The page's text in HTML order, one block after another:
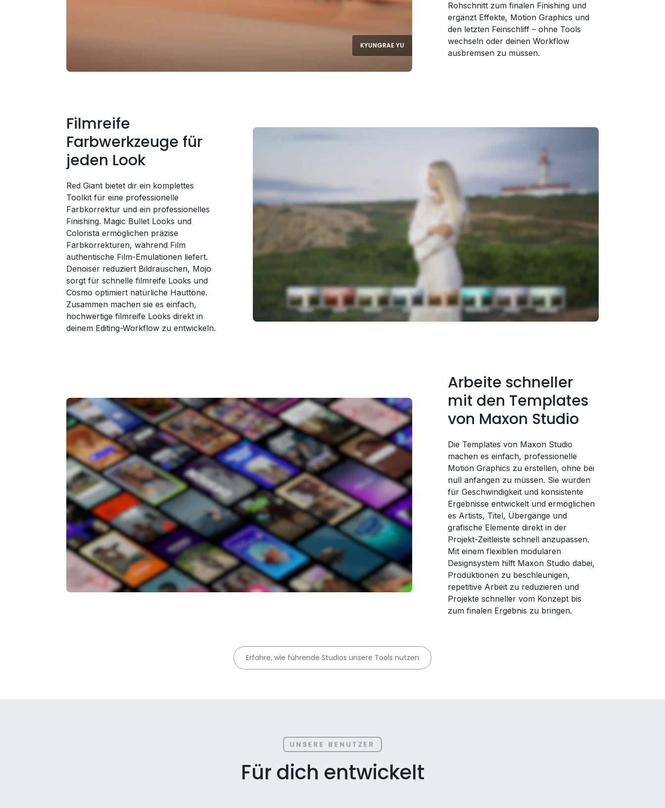
KYUNGRAE YU
Rohschnitt zum finalen Finishing und
ergänzt Effekte, Motion Graphics und
den letzten Feinschliff – ohne Tools
wechseln oder deinen Workflow
ausbremsen zu müssen.
Filmreife
Farbwerkzeuge für
jeden Look
Red Giant bietet dir ein komplettes
Toolkit für eine professionelle
Farbkorrektur und ein professionelles
Finishing. Magic Bullet Looks und
Colorista ermöglichen präzise
Farbkorrekturen, während Film
authentische Film-Emulationen liefert.
Denoiser reduziert Bildrauschen, Mojo
sorgt für schnelle filmreife Looks und
Cosmo optimiert natürliche Hauttöne.
Zusammen machen sie es einfach,
hochwertige filmreife Looks direkt in
deinem Editing-Workflow zu entwickeln.
Arbeite schneller
mit den Templates
von Maxon Studio
Die Templates von Maxon Studio
machen es einfach, professionelle
Motion Graphics zu erstellen, ohne bei
null anfangen zu müssen. Sie wurden
für Geschwindigkeit und konsistente
Ergebnisse entwickelt und ermöglichen
es Artists, Titel, Übergänge und
grafische Elemente direkt in der
Projekt-Zeitleiste schnell anzupassen.
Mit einem flexiblen modularen
Designsystem hilft Maxon Studio dabei,
Produktionen zu beschleunigen,
repetitive Arbeit zu reduzieren und
Projekte schneller vom Konzept bis
zum finalen Ergebnis zu bringen.
Erfahre, wie führende Studios unsere Tools nutzen
UNSERE BENUTZER
Für dich entwickelt